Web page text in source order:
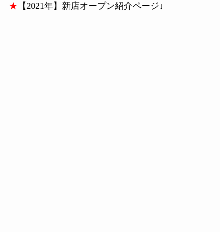
★ 【2021年】新店オープン紹介ページ↓